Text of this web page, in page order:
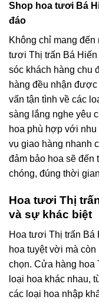
Shop hoa tươi Bá
đáo
Không chỉ mang
tươi Thị trấn Bá
sóc khách hàng chu
hàng đều nhận
vấn tận tình về các
sàng lắng nghe yêu
hoa phù hợp với
vụ giao hàng nhanh
đảm bảo hoa sẽ đến
chóng, đúng thời
Hoa tươi Thị
và sự khác biệt
Hoa tươi Thị trấn Bá
hoa tuyệt vời mà
chọn. Cửa hàng hoa
loại hoa khác nhau,
các loại hoa nhập